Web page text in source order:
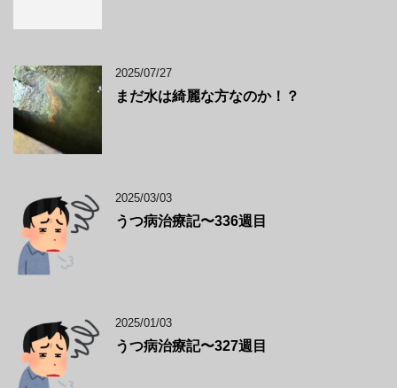
2025/07/27
まだ水は綺麗な方なのか！？
2025/03/03
うつ病治療記〜336週目
2025/01/03
うつ病治療記〜327週目